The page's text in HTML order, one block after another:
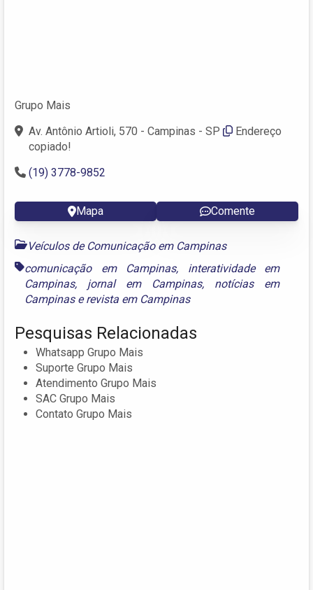
Grupo Mais
Av. Antônio Artioli, 570 - Campinas - SP
Endereço
copiado!
(19) 3778-9852
Mapa Comente
Veículos de Comunicação em Campinas
comunicação em Campinas, interatividade em
Campinas, jornal em Campinas, notícias em
Campinaserevista em Campinas
Pesquisas Relacionadas
Whatsapp Grupo Mais
Suporte Grupo Mais
Atendimento Grupo Mais
SAC Grupo Mais
Contato Grupo Mais